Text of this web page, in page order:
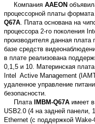
Компания AAEON
процессорной платы формата
Q67A . Плата основана на
процессора 2-го поколения
производителя данная плата
базе средств
в плате реализована
0,1,5 и 10. Материнская
Intel Active Management
удаленное управление
безопасности.
Плата
IMBM-Q67A имеет
USB2.0 (4 на задней панели,
Ethernet (с поддержкой